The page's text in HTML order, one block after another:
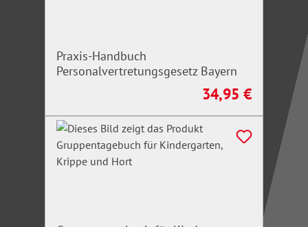
Praxis-Handbuch
Personalvertretungsgesetz Bayern
Regulärer Preis:
34,95 €